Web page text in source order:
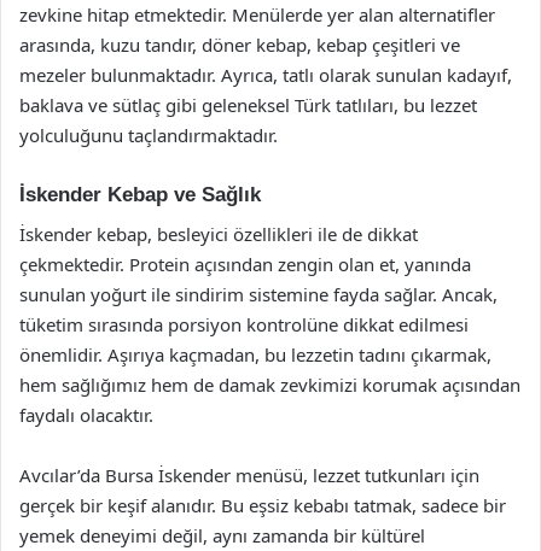
zevkine hitap etmektedir. Menülerde yer alan alternatifler
arasında, kuzu tandır, döner kebap, kebap çeşitleri ve
mezeler bulunmaktadır. Ayrıca, tatlı olarak sunulan kadayıf,
baklava ve sütlaç gibi geleneksel Türk tatlıları, bu lezzet
yolculuğunu taçlandırmaktadır.
İskender Kebap ve Sağlık
İskender kebap, besleyici özellikleri ile de dikkat
çekmektedir. Protein açısından zengin olan et, yanında
sunulan yoğurt ile sindirim sistemine fayda sağlar. Ancak,
tüketim sırasında porsiyon kontrolüne dikkat edilmesi
önemlidir. Aşırıya kaçmadan, bu lezzetin tadını çıkarmak,
hem sağlığımız hem de damak zevkimizi korumak açısından
faydalı olacaktır.
Avcılar’da Bursa İskender menüsü, lezzet tutkunları için
gerçek bir keşif alanıdır. Bu eşsiz kebabı tatmak, sadece bir
yemek deneyimi değil, aynı zamanda bir kültürel